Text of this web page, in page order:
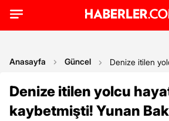
Anasayfa Güncel Denize itilen
Denize itilen yolcu
kaybetmişti! Yunan